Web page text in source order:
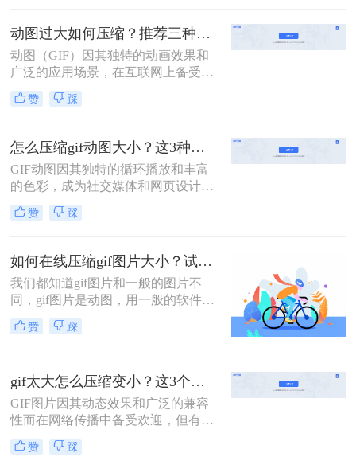
文件太大怎么缩小呢？为了帮助您更
有效地管理这些动态图像，本文将介
绍两种不同的方法来压缩GIF文件，
使其体积变得更小，同时尽量保持原
有的动画效果。
动图过大如何压缩？推荐三种高效压缩方法！
动图（GIF）因其独特的动画效果和
广泛的应用场景，在互联网上备受欢
迎。然而，当动图文件过大时，不仅
会影响加载速度，还可能因文件体积
享。那么动图过大如何压缩呢？本文
将介绍三种压缩动图文件的有效方
法。
赞 踩
怎么压缩gif动图大小？这3种方法帮你压缩！
GIF动图因其独特的循环播放和丰富
的色彩，成为社交媒体和网页设计中
不可或缺的元素。然而，过大的GIF
文件不仅会增加加载时间，还可能影
小呢？本文将介绍三种压缩GIF动图
大小的方法。
赞 踩
如何在线压缩gif图片大小？试试这个方法！
我们都知道gif图片和一般的图片不
同，gif图片是动图，用一般的软件压
缩gif图片，压缩完图片就不会动了，
所以压缩gif图片还真不是件简单的事
能找到很多在线压缩工具，可以实现
在线压缩gif图片大小，下面给大家推
荐一款在线压缩gif图片大小的工具，
赞 踩
gif太大怎么压缩变小？这3个压缩方法快来学！
GIF图片因其动态效果和广泛的兼容
性而在网络传播中备受欢迎，但有时
过大的GIF文件会影响加载速度和用
户体验。那么gif太大怎么压缩变小
赞 踩